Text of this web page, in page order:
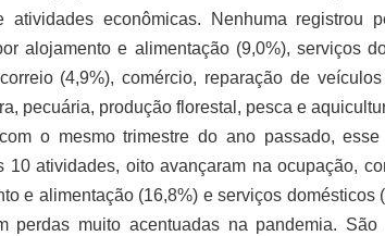
atividades econômicas. Nenhuma registrou
alojamento e alimentação (9,0%), serviços
(4,9%), comércio, reparação de
pecuária, produção florestal, pesca e
o mesmo trimestre do ano passado,
10 atividades, oito avançaram na ocupação,
e alimentação (16,8%) e serviços domésticos
perdas muito acentuadas na pandemia.